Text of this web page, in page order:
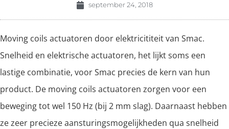
september 24, 2018
Moving coils actuatoren door elektricititeit van Smac.
Snelheid en elektrische actuatoren, het lijkt soms een
lastige combinatie, voor Smac precies de kern van hun
product. De moving coils actuatoren zorgen voor een
beweging tot wel 150 Hz (bij 2 mm slag). Daarnaast hebben
ze zeer precieze aansturingsmogelijkheden qua snelheid